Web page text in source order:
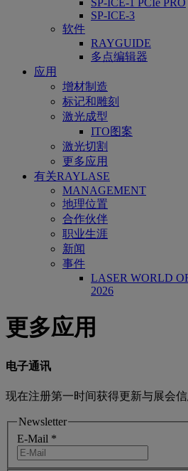
SP-ICE-1 PCIe PRO
SP-ICE-3
软件
RAYGUIDE
多点编辑器
应用
增材制造
标记和雕刻
激光成型
ITO图案
激光切割
更多应用
有关RAYLASE
MANAGEMENT
地理位置
合作伙伴
职业生涯
新闻
事件
LASER WORLD
2026
更多应用
电子通讯
现在注册第一时间获得更新与展会
Newsletter
E-Mail *